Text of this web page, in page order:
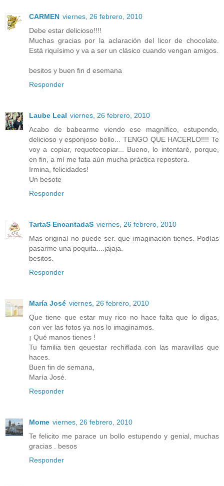
CARMEN viernes, 26 febrero, 2010
Debe estar delicioso!!!!
Muchas gracias por la aclaración del licor de chocolate.
Está riquísimo y va a ser un clásico cuando vengan amigos.
besitos y buen fin d esemana
Responder
Laube Leal viernes, 26 febrero, 2010
Acabo de babearme viendo ese magnífico, estupendo,
delicioso y esponjoso bollo... TENGO QUE HACERLO!!!! Te
voy a copiar, requetecopiar... Bueno, lo intentaré, porque,
en fin, a mí me fata aún mucha práctica repostera.
Irmina, felicidades!
Un besote
Responder
TartaS EncantadaS viernes, 26 febrero, 2010
Mas original no puede ser. que imaginación tienes. Podías
pasarme una poquita....jajaja.
besitos.
Responder
María José viernes, 26 febrero, 2010
Que tiene que estar muy rico no hace falta que lo digas,
con ver las fotos ya nos lo imaginamos.
¡ Qué manos tienes !
Tu familia tien qeuestar rechiflada con las maravillas que
haces.
Buen fin de semana,
María José.
Responder
Mome viernes, 26 febrero, 2010
Te felicito me parace un bollo estupendo y genial, muchas
gracias . besos
Responder